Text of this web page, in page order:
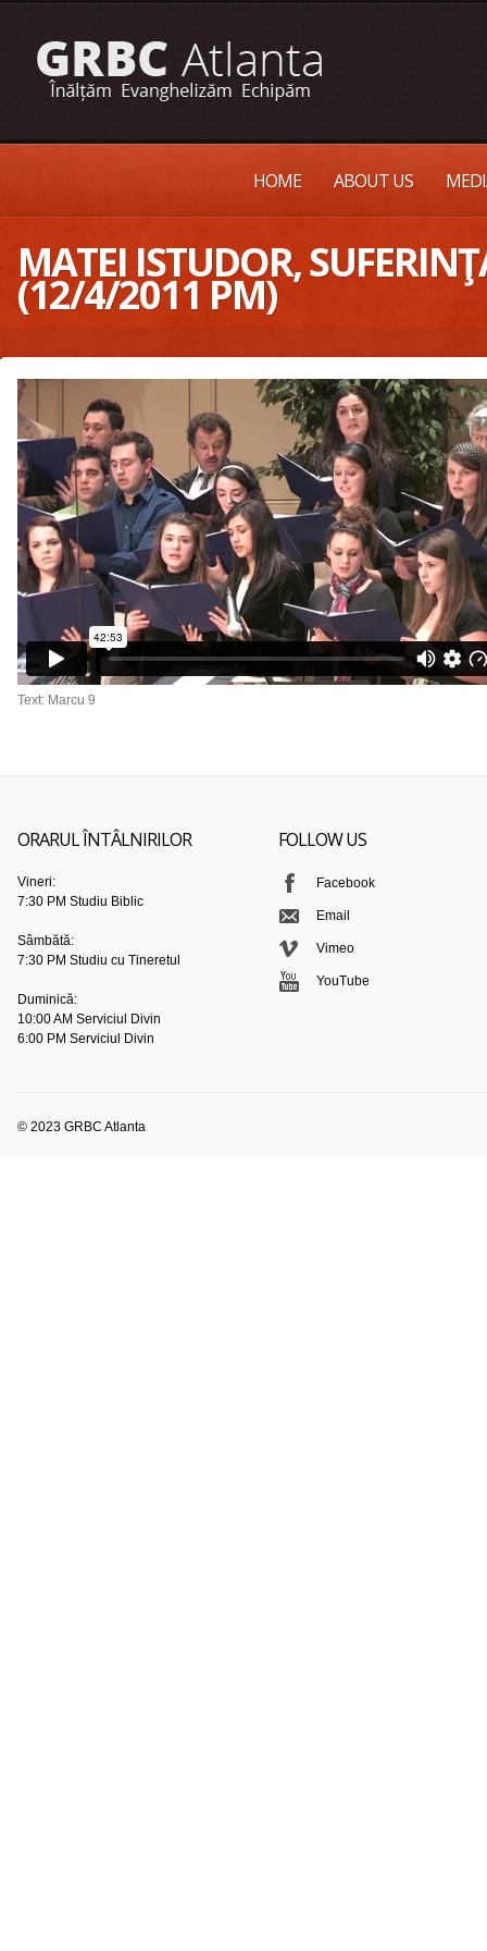
HOME ABOUT US
MATEI ISTUDOR,
(12/4/2011 PM)
Text: Marcu 9
ORARUL ÎNTÂLNIRILOR
Vineri:
7:30 PM Studiu Biblic
Sâmbătă:
7:30 PM Studiu cu Tineretul
Duminică:
10:00 AM Serviciul Divin
6:00 PM Serviciul Divin
FOLLOW US
Facebook
Email
Vimeo
YouTube
© 2023 GRBC Atlanta